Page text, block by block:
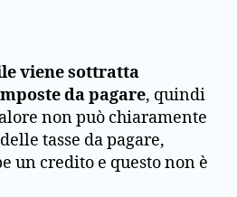
viene sottratta
da pagare, quindi
non può chiaramente
tasse da pagare,
un credito e questo non è